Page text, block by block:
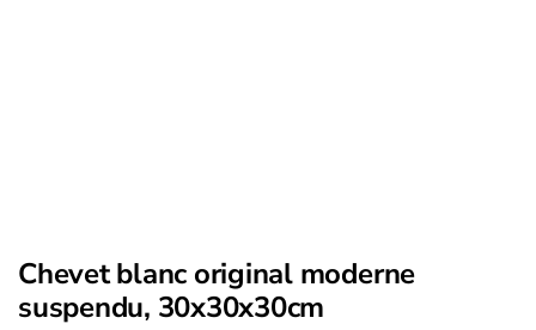
Chevet blanc original moderne
suspendu, 30x30x30cm